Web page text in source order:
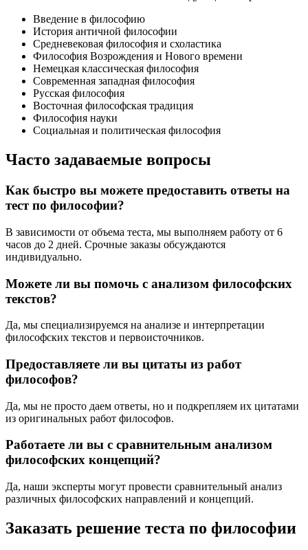
Введение в философию
История античной философии
Средневековая философия и схоластика
Философия Возрождения и Нового времени
Немецкая классическая философия
Современная западная философия
Русская философия
Восточная философская традиция
Философия науки
Социальная и политическая философия
Часто задаваемые вопросы
Как быстро вы можете предоставить ответы на
тест по философии?
В зависимости от объема теста, мы выполняем работу от 6
часов до 2 дней. Срочные заказы обсуждаются
индивидуально.
Можете ли вы помочь с анализом философских
текстов?
Да, мы специализируемся на анализе и интерпретации
философских текстов и первоисточников.
Предоставляете ли вы цитаты из работ
философов?
Да, мы не просто даем ответы, но и подкрепляем их цитатами
из оригинальных работ философов.
Работаете ли вы с сравнительным анализом
философских концепций?
Да, наши эксперты могут провести сравнительный анализ
различных философских направлений и концепций.
Заказать решение теста по философии